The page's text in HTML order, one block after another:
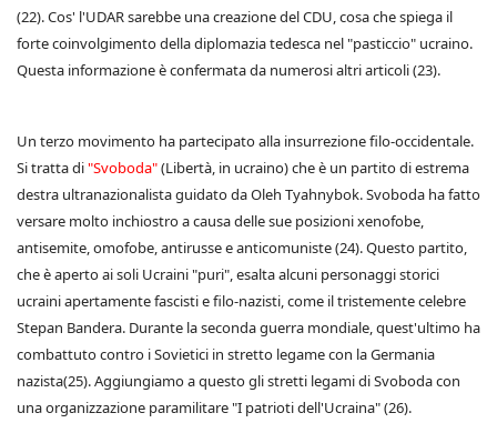
(22). Cos' l'UDAR sarebbe una creazione del CDU, cosa che spiega il
forte coinvolgimento della diplomazia tedesca nel "pasticcio" ucraino.
Questa informazione è confermata da numerosi altri articoli (23).
Un terzo movimento ha partecipato alla insurrezione filo-occidentale.
Si tratta di"Svoboda"(Libertà, in ucraino) che è un partito di estrema
destra ultranazionalista guidato da Oleh Tyahnybok. Svoboda ha fatto
versare molto inchiostro a causa delle sue posizioni xenofobe,
antisemite, omofobe, antirusse e anticomuniste (24). Questo partito,
che è aperto ai soli Ucraini "puri", esalta alcuni personaggi storici
ucraini apertamente fascisti e filo-nazisti, come il tristemente celebre
Stepan Bandera. Durante la seconda guerra mondiale, quest'ultimo ha
combattuto contro i Sovietici in stretto legame con la Germania
nazista(25). Aggiungiamo a questo gli stretti legami di Svoboda con
una organizzazione paramilitare "I patrioti dell'Ucraina" (26).